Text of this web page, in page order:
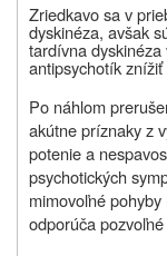
Zriedkavo sa v
dyskinéza, avšak
tardívna
antipsychotík
Po náhlom
akútne príznaky z
potenie a
psychotických
mimovoľné
odporúča